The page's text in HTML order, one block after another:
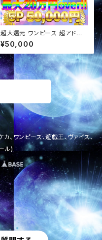
超大還元 ワンピース 超アド確
定福袋 オリパ
¥50,000
ワンピース、遊戯王、ヴァイス、
ル)